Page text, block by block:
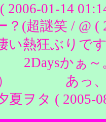
2006-01-14
？(超謎笑 / @ (
い熱狂ぶりで
かぁ～。
） あっ、そ
夏ヲタ ( 2005-